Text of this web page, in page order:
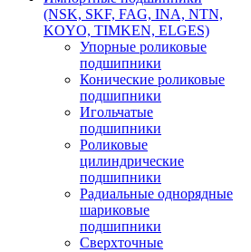
(NSK, SKF, FAG, INA, NTN,
KOYO, TIMKEN, ELGES)
Упорные роликовые
подшипники
Конические роликовые
подшипники
Игольчатые
подшипники
Роликовые
цилиндрические
подшипники
Радиальные однорядные
шариковые
подшипники
Сверхточные